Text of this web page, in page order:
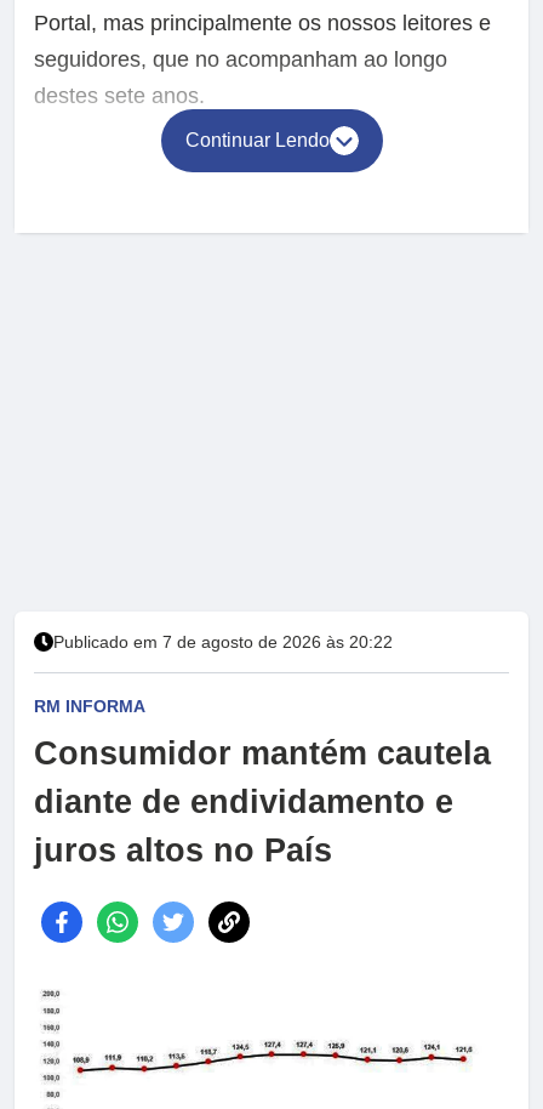
Portal, mas principalmente os nossos leitores e
seguidores, que no acompanham ao longo
destes sete anos.
Continuar Lendo
Publicado em 7 de agosto de 2026 às 20:22
RM INFORMA
Consumidor mantém cautela
diante de endividamento e
juros altos no País